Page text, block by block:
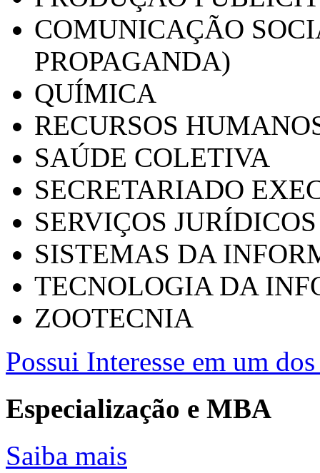
COMUNICAÇÃO
PROPAGANDA)
QUÍMICA
RECURSOS
SAÚDE COLETIVA
SECRETARIADO
SERVIÇOS
SISTEMAS DA
TECNOLOGIA DA
ZOOTECNIA
Possui Interesse em um
Especialização e MBA
Saiba mais